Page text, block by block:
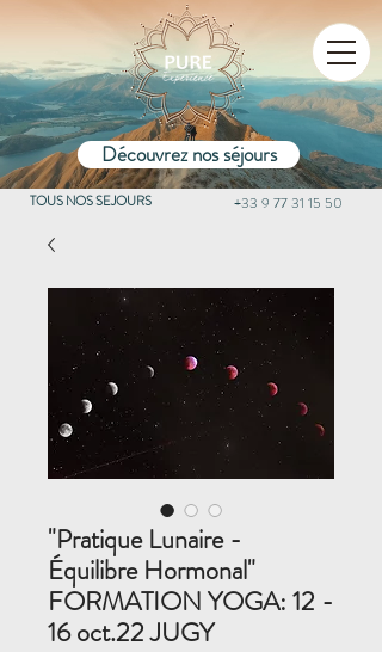
Découvrez nos séjours
+33 9 77 31 15 50
TOUS NOS SEJOURS
"Pratique Lunaire -
Équilibre Hormonal"
FORMATION YOGA: 12 -
16 oct.22 JUGY